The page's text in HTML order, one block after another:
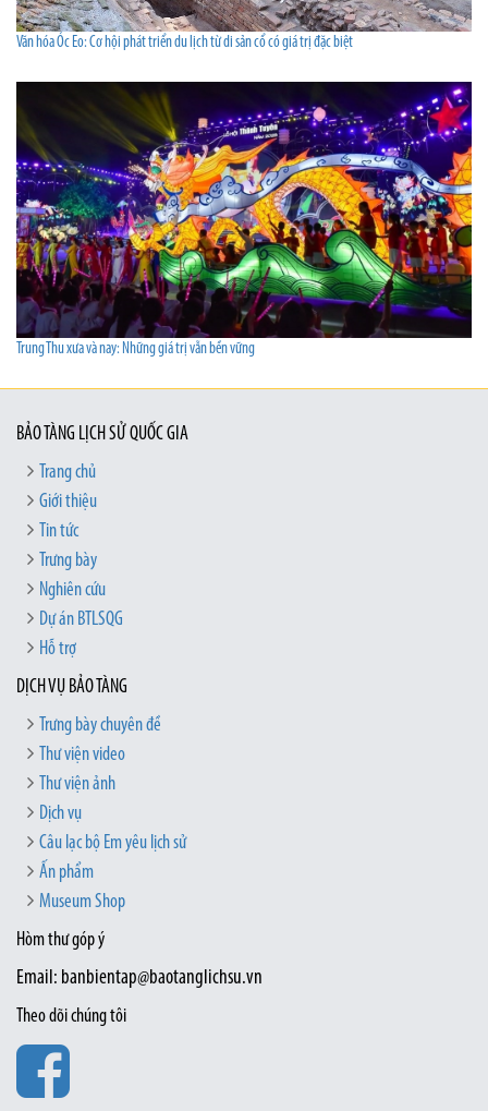
Văn hóa Óc Eo: Cơ hội phát triển du lịch từ di sản cổ có giá trị đặc biệt
Trung Thu xưa và nay: Những giá trị vẫn bền vững
BẢO TÀNG LỊCH SỬ QUỐC GIA
Trang chủ
Giới thiệu
Tin tức
Trưng bày
Nghiên cứu
Dự án BTLSQG
Hỗ trợ
DỊCH VỤ BẢO TÀNG
Trưng bày chuyên đề
Thư viện video
Thư viện ảnh
Dịch vụ
Câu lạc bộ Em yêu lịch sử
Ấn phẩm
Museum Shop
Hòm thư góp ý
Email: banbientap@baotanglichsu.vn
Theo dõi chúng tôi